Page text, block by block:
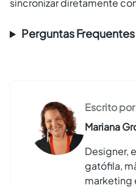
sincronizar diretamente
Perguntas Frequentes
Escrito por
Mariana
Designer,
gatófila,
marketing